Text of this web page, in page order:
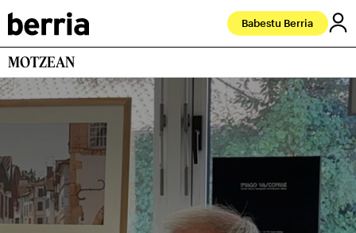
Babestu Berria
MOTZEAN